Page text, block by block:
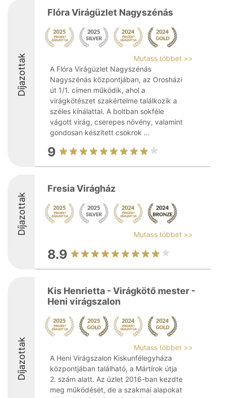
Díjazottak
Flóra Virágüzlet Nagyszénás
Mutass többet >>
A Flóra Virágüzlet Nagyszénás
Nagyszénás központjában, az Orosházi
út 1/1. címen működik, ahol a
virágkötészet szakértelme találkozik a
széles kínálattal. A boltban sokféle
vágott virág, cserepes növény, valamint
gondosan készített csokrok ...
9
Díjazottak
Fresia Virágház
Mutass többet >>
8.9
Díjazottak
Kis Henrietta - Virágkötő mester -
Heni virágszalon
Mutass többet >>
A Heni Virágszalon Kiskunfélegyháza
központjában található, a Mártírok útja
2. szám alatt. Az üzlet 2016-ban kezdte
meg működését, de a szakmai alapokat